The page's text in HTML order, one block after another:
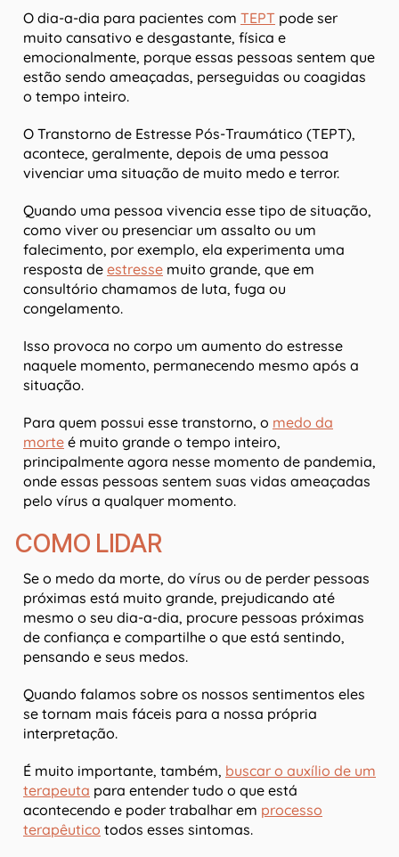
O dia-a-dia para pacientes com TEPT pode ser
muito cansativo e desgastante, física e
emocionalmente, porque essas pessoas sentem que
estão sendo ameaçadas, perseguidas ou coagidas
o tempo inteiro.
O Transtorno de Estresse Pós-Traumático (TEPT),
acontece, geralmente, depois de uma pessoa
vivenciar uma situação de muito medo e terror.
Quando uma pessoa vivencia esse tipo de situação,
como viver ou presenciar um assalto ou um
falecimento, por exemplo, ela experimenta uma
resposta de estresse muito grande, que em
consultório chamamos de luta, fuga ou
congelamento.
Isso provoca no corpo um aumento do estresse
naquele momento, permanecendo mesmo após a
situação.
Para quem possui esse transtorno, o medo da
morte é muito grande o tempo inteiro,
principalmente agora nesse momento de pandemia,
onde essas pessoas sentem suas vidas ameaçadas
pelo vírus a qualquer momento.
COMO LIDAR
Se o medo da morte, do vírus ou de perder pessoas
próximas está muito grande, prejudicando até
mesmo o seu dia-a-dia, procure pessoas próximas
de confiança e compartilhe o que está sentindo,
pensando e seus medos.
Quando falamos sobre os nossos sentimentos eles
se tornam mais fáceis para a nossa própria
interpretação.
É muito importante, também, buscar o auxílio de um
terapeuta para entender tudo o que está
acontecendo e poder trabalhar em processo
terapêutico todos esses sintomas.